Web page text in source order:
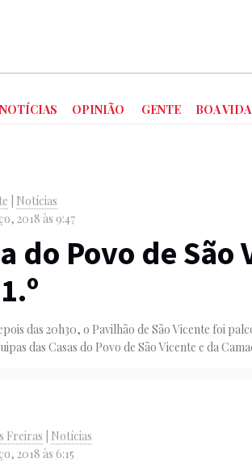
NOTÍCIAS OPINIÃO GENTE BOA VIDA
Notícias
2018 às 9:47
do Povo de São
das 20h30, o Pavilhão de São Vicente foi
das Casas do Povo de São Vicente e da
Freiras
Notícias
2018 às 6:15